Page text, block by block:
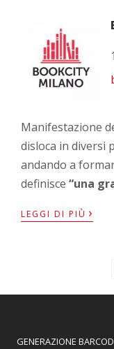
Manifestazione
disloca in diversi
andando a
definisce“una
LEGGI DI PIÙ ›
GENERAZIONE